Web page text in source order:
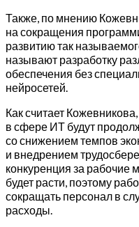
Также, по мнению
на сокращения
развитию так
называют разработку
обеспечения без
нейросетей.
Как считает
в сфере ИТ будут
со снижением темпов
и внедрением
конкуренция за рабочие
будет расти, поэтому
сокращать персонал в
расходы.